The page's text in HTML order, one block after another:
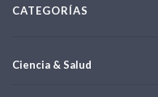
CATEGORÍAS
Ciencia & Salud